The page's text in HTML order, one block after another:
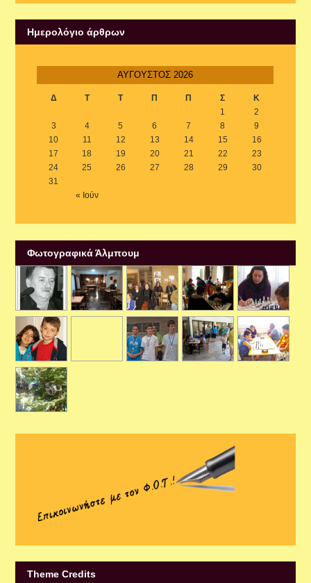
Ημερολόγιο άρθρων
ΑΎΓΟΥΣΤΟΣ 2026
Δ Τ Τ Π Π Σ Κ
« Ιούν
1
2
3
4 5 6 7 8
9
10
11 12 13 14 15
16
17
18 19 20 21 22
23
24
25 26 27 28 29
30
31
Φωτογραφικά Άλμπουμ
Theme Credits